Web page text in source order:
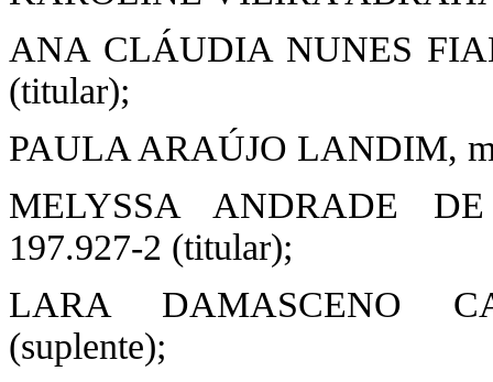
ANA CLÁUDIA NUNES
(titular);
PAULA ARAÚJO LANDIM,
MELYSSA ANDRADE
197.927-2 (titular);
LARA DAMASCENO
(suplente);